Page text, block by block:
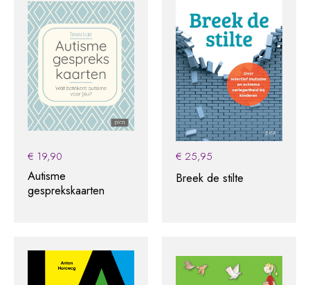
€ 19,90
Autisme
gesprekskaarten
€ 25,95
Breek de stilte